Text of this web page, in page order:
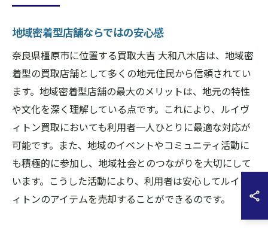
地域密着型店舗ならではの安心感
奈良県橿原市に位置する買取大吉 大和八木店は、地域密
着型の買取店舗として多くの地元住民から信頼されてい
ます。地域密着型店舗の最大のメリットは、地元の特性
や文化を深く理解している点です。これにより、ルイヴ
ィトン買取においても利用者一人ひとりに最適な対応が
可能です。また、地域のイベントやコミュニティ活動に
も積極的に参加し、地域社会とのつながりを大切にして
います。こうした活動により、利用者は安心してルイヴ
ィトンのアイテムを売却することができるのです。